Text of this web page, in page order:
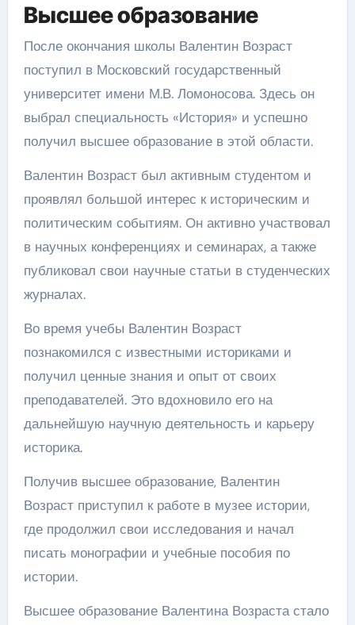
Высшее образование
После окончания школы Валентин Возраст
поступил в Московский государственный
университет имени М.В. Ломоносова. Здесь он
выбрал специальность «История» и успешно
получил высшее образование в этой области.
Валентин Возраст был активным студентом и
проявлял большой интерес к историческим и
политическим событиям. Он активно участвовал
в научных конференциях и семинарах, а также
публиковал свои научные статьи в студенческих
журналах.
Во время учебы Валентин Возраст
познакомился с известными историками и
получил ценные знания и опыт от своих
преподавателей. Это вдохновило его на
дальнейшую научную деятельность и карьеру
историка.
Получив высшее образование, Валентин
Возраст приступил к работе в музее истории,
где продолжил свои исследования и начал
писать монографии и учебные пособия по
истории.
Высшее образование Валентина Возраста стало